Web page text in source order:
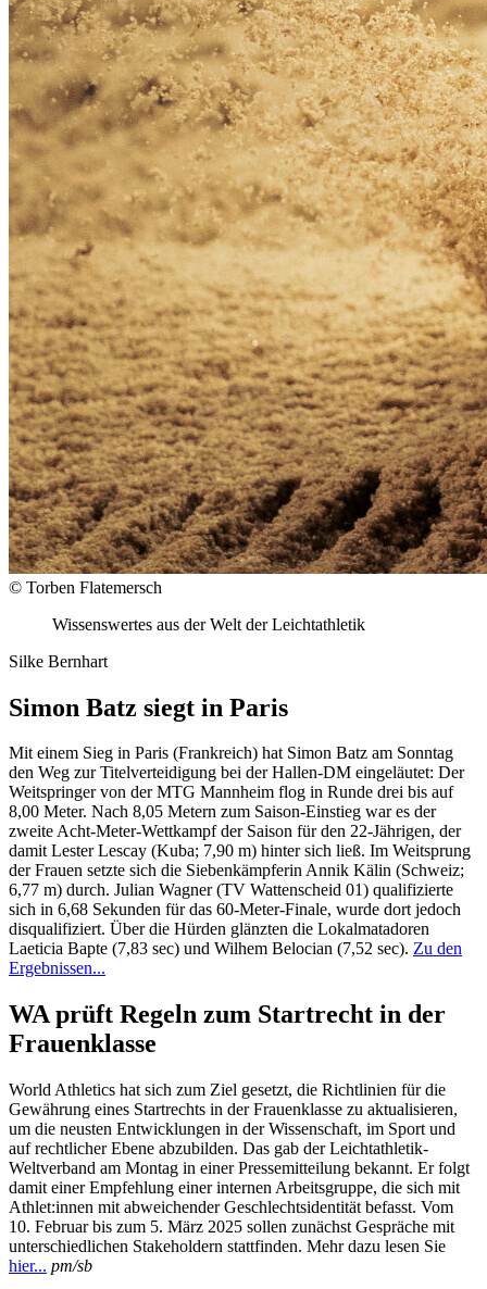
© Torben Flatemersch
Wissenswertes aus der Welt der Leichtathletik
Silke Bernhart
Simon Batz siegt in Paris
Mit einem Sieg in Paris (Frankreich) hat Simon Batz am Sonntag
den Weg zur Titelverteidigung bei der Hallen-DM eingeläutet: Der
Weitspringer von der MTG Mannheim flog in Runde drei bis auf
8,00 Meter. Nach 8,05 Metern zum Saison-Einstieg war es der
zweite Acht-Meter-Wettkampf der Saison für den 22-Jährigen, der
damit Lester Lescay (Kuba; 7,90 m) hinter sich ließ. Im Weitsprung
der Frauen setzte sich die Siebenkämpferin Annik Kälin (Schweiz;
6,77 m) durch. Julian Wagner (TV Wattenscheid 01) qualifizierte
sich in 6,68 Sekunden für das 60-Meter-Finale, wurde dort jedoch
disqualifiziert. Über die Hürden glänzten die Lokalmatadoren
Laeticia Bapte (7,83 sec) und Wilhem Belocian (7,52 sec). Zu den
Ergebnissen...
WA prüft Regeln zum Startrecht in der
Frauenklasse
World Athletics hat sich zum Ziel gesetzt, die Richtlinien für die
Gewährung eines Startrechts in der Frauenklasse zu aktualisieren,
um die neusten Entwicklungen in der Wissenschaft, im Sport und
auf rechtlicher Ebene abzubilden. Das gab der Leichtathletik-
Weltverband am Montag in einer Pressemitteilung bekannt. Er folgt
damit einer Empfehlung einer internen Arbeitsgruppe, die sich mit
Athlet:innen mit abweichender Geschlechtsidentität befasst. Vom
10. Februar bis zum 5. März 2025 sollen zunächst Gespräche mit
unterschiedlichen Stakeholdern stattfinden. Mehr dazu lesen Sie
hier... pm/sb